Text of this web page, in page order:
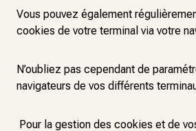
Vous pouvez également
cookies de votre terminal via votre
N’oubliez pas cependant de
navigateurs de vos différents
Pour la gestion des cookies et de